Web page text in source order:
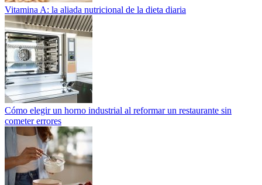
Vitamina A: la aliada nutricional de la dieta diaria
Cómo elegir un horno industrial al reformar un restaurante sin
cometer errores